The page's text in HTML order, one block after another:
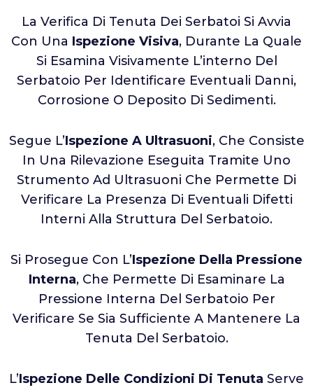
La Verifica Di Tenuta Dei Serbatoi Si Avvia
Con Una Ispezione Visiva, Durante La Quale
Si Esamina Visivamente L’interno Del
Serbatoio Per Identificare Eventuali Danni,
Corrosione O Deposito Di Sedimenti.
Segue L’Ispezione A Ultrasuoni, Che Consiste
In Una Rilevazione Eseguita Tramite Uno
Strumento Ad Ultrasuoni Che Permette Di
Verificare La Presenza Di Eventuali Difetti
Interni Alla Struttura Del Serbatoio.
Si Prosegue Con L’Ispezione Della Pressione
Interna, Che Permette Di Esaminare La
Pressione Interna Del Serbatoio Per
Verificare Se Sia Sufficiente A Mantenere La
Tenuta Del Serbatoio.
L’Ispezione Delle Condizioni Di Tenuta Serve